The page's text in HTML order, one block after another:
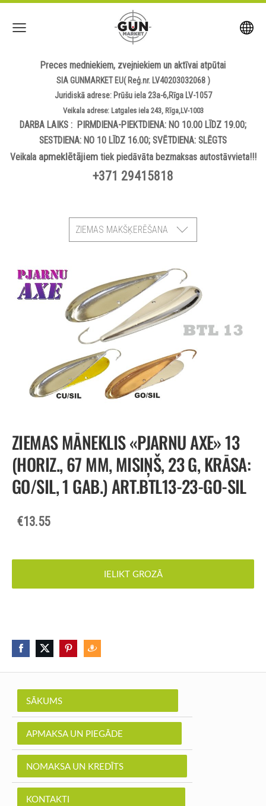
Preces medniekiem, zvejniekiem un aktīvai atpūtai
SIA GUNMARKET EU( Reģ.nr. LV40203032068 )
Juridiskā adrese: Prūšu iela 23a-6,Rīga LV-1057
Veikala adrese: Latgales iela 243, Rīga,LV-1003
DARBA LAIKS : PIRMDIENA-PIEKTDIENA: NO 10.00 LĪDZ 19.00;
SESTDIENA: NO 10 LĪDZ 16.00; SVĒTDIENA: SLĒGTS
Veikala apmeklētājiemtiek piedāvāta bezmaksas autostāvvieta!!!
+371 29415818
ZIEMAS MAKŠĶERĒŠANA
SĀKUMS
APMAKSA UN PIEGĀDE
NOMAKSA UN KREDĪTS
KONTAKTI
ZIEMAS MĀNEKLIS «PJARNU AXE» 13
(HORIZ., 67 MM, MISIŅŠ, 23 G, KRĀSA:
GO/SIL, 1 GAB.) ART.BTL13-23-GO-SIL
€13.55
IELIKT GROZĀ